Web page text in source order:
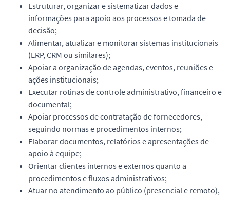
Estruturar, organizar e sistematizar dados e
informações para apoio aos processos e tomada de
decisão;
Alimentar, atualizar e monitorar sistemas institucionais
(ERP, CRM ou similares);
Apoiar a organização de agendas, eventos, reuniões e
ações institucionais;
Executar rotinas de controle administrativo, financeiro e
documental;
Apoiar processos de contratação de fornecedores,
seguindo normas e procedimentos internos;
Elaborar documentos, relatórios e apresentações de
apoio à equipe;
Orientar clientes internos e externos quanto a
procedimentos e fluxos administrativos;
Atuar no atendimento ao público (presencial e remoto),